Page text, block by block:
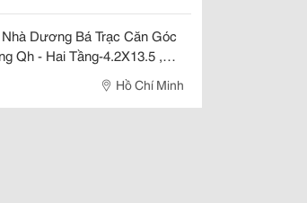
Dương Bá Trạc Căn Góc
Qh - Hai Tầng-4.2X13.5 ,
Hồ Chí Minh